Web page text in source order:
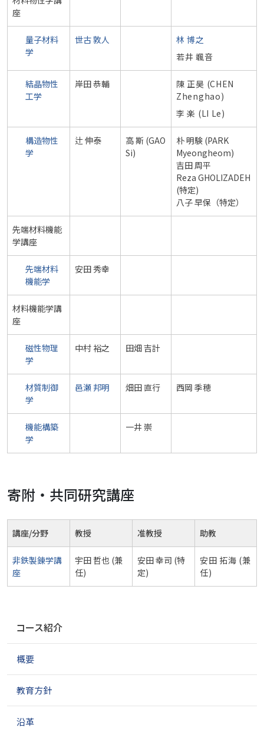
座
量子材料
学
世古 敦人
林 博之
若井 颯音
結晶物性
工学
岸田 恭輔
陳 正昊 (CHEN
Zhenghao)
李 楽 (LI Le)
構造物性
学
辻 伸泰
高 斯 (GAO
Si)
朴 明験 (PARK
Myeongheom)
吉田 周平
Reza GHOLIZADEH
(特定)
八子 早保（特定）
先端材料機能
学講座
先端材料
機能学
安田 秀幸
材料機能学講
座
磁性物理
学
中村 裕之 田畑 吉計
材質制御
学
邑瀬 邦明 畑田 直行 西岡 季穂
機能構築
学
一井 崇
寄附・共同研究講座
講座/分野 教授 准教授 助教
非鉄製錬学講
座
宇田 哲也 (兼
任)
安田 幸司 (特
定)
安田 拓海 (兼
任)
ゲ
シ
ン
コース紹介
概要
教育方針
沿革